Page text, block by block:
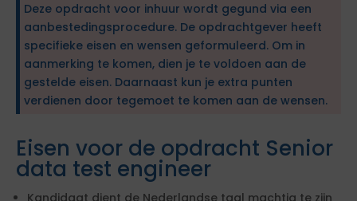
Deze opdracht voor inhuur wordt gegund via een
aanbestedingsprocedure. De opdrachtgever heeft
specifieke eisen en wensen geformuleerd. Om in
aanmerking te komen, dien je te voldoen aan de
gestelde eisen. Daarnaast kun je extra punten
verdienen door tegemoet te komen aan de wensen.
Eisen voor de opdracht Senior
data test engineer